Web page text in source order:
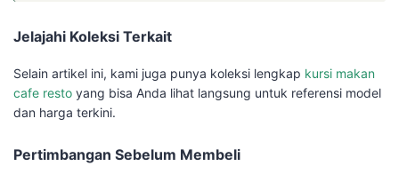
Jelajahi Koleksi Terkait
Selain artikel ini, kami juga punya koleksi lengkap kursi makan
cafe resto yang bisa Anda lihat langsung untuk referensi model
dan harga terkini.
Pertimbangan Sebelum Membeli